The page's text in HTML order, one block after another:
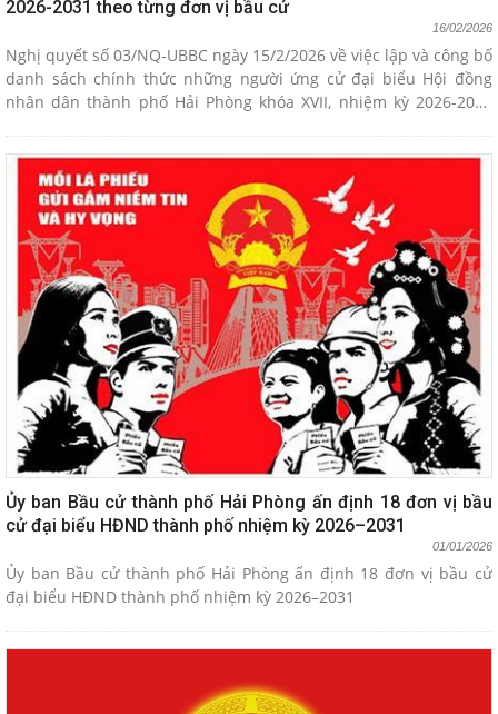
2026-2031 theo từng đơn vị bầu cử
16/02/2026
Nghị quyết số 03/NQ-UBBC ngày 15/2/2026 về việc lập và công bố
danh sách chính thức những người ứng cử đại biểu Hội đồng
nhân dân thành phố Hải Phòng khóa XVII, nhiệm kỳ 2026-2031
Ủy ban Bầu cử thành phố Hải Phòng ấn định 18 đơn vị bầu
cử đại biểu HĐND thành phố nhiệm kỳ 2026–2031
01/01/2026
Ủy ban Bầu cử thành phố Hải Phòng ấn định 18 đơn vị bầu cử
đại biểu HĐND thành phố nhiệm kỳ 2026–2031